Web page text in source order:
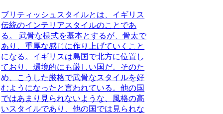
ブリティッシュスタイルとは、イギリス
伝統のインテリアスタイルのことであ
る。
武骨な様式を基本とするが、骨太で
あり、重厚な感じに作り上げていくこと
になる。イギリスは島国で北方に位置し
ており、環境的にも厳しい国だ。そのた
め、こうした厳格で武骨なスタイルを好
むようになったと言われている。他の国
ではあまり見られないような、風格の高
いスタイルであり、他の国では見られな